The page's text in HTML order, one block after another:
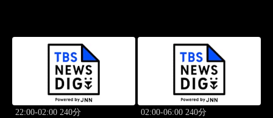
22:00-02:00 240分 02:00-06:00 240分